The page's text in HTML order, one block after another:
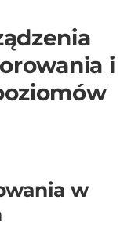
i
w